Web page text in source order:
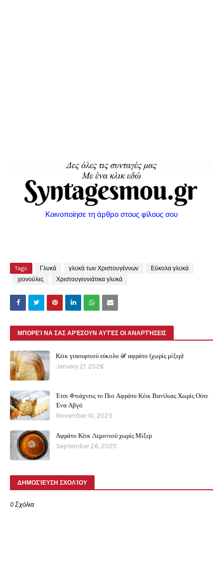
Κοινοποίησε τη άρθρο στους φίλους σου
Tags Γλυκά γλυκά των Χριστουγέννων
Εύκολα γλυκά
χιονούλες
Χριστουγεννιάτικα γλυκά
ΜΠΟΡΕΊ ΝΑ ΣΑΣ ΑΡΈΣΟΥΝ ΑΥΤΈΣ ΟΙ ΑΝΑΡΤΉΣΕΙΣ
Κέικ γιαουρτιού εύκολο & αφράτο (χωρίς μίξερ)
January 21, 2026
Έτσι Φτιάχνεις το Πιο Αφράτο Κέικ Βανίλιας Χωρίς Ούτε
Ένα Αβγό
November 10, 2025
Αφράτο Κέικ Λεμονιού χωρίς Μίξερ
September 26, 2025
ΔΗΜΟΣΊΕΥΣΗ ΣΧΟΛΊΟΥ
0 Σχόλια